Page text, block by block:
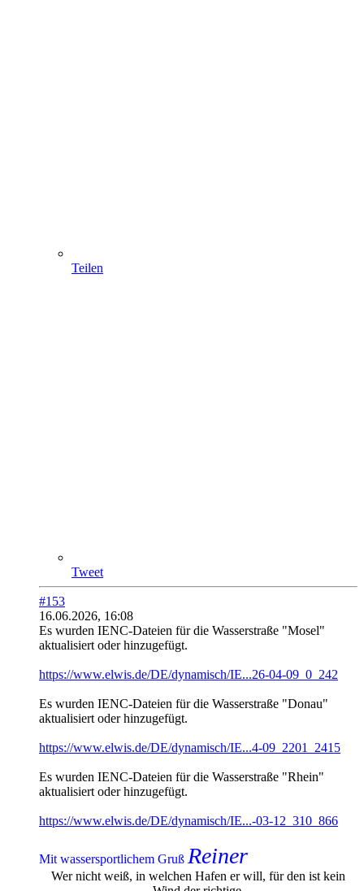
Teilen
Tweet
#153
16.06.2026, 16:08
Es wurden IENC-Dateien für die Wasserstraße "Mosel"
aktualisiert oder hinzugefügt.
https://www.elwis.de/DE/dynamisch/IE...26-04-09_0_242
Es wurden IENC-Dateien für die Wasserstraße "Donau"
aktualisiert oder hinzugefügt.
https://www.elwis.de/DE/dynamisch/IE...4-09_2201_2415
Es wurden IENC-Dateien für die Wasserstraße "Rhein"
aktualisiert oder hinzugefügt.
https://www.elwis.de/DE/dynamisch/IE...-03-12_310_866
Mit wassersportlichem Gruß Reiner
Wer nicht weiß, in welchen Hafen er will, für den ist kein